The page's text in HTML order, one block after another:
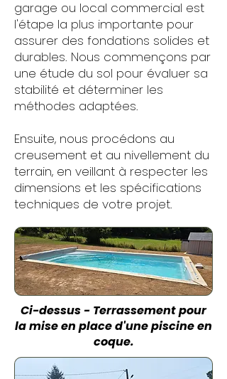
garage ou local commercial est
l'étape la plus importante pour
assurer des fondations solides et
durables. Nous commençons par
une étude du sol pour évaluer sa
stabilité et déterminer les
méthodes adaptées.
Ensuite, nous procédons au
creusement et au nivellement du
terrain, en veillant à respecter les
dimensions et les spécifications
techniques de votre projet.
Ci-dessus - Terrassement pour
la mise en place d'une piscine en
coque.